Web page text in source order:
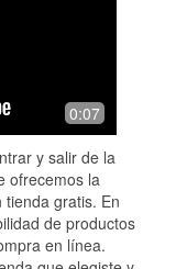
0:07
y salir de la
ofrecemos la
gratis. En
de productos
en línea.